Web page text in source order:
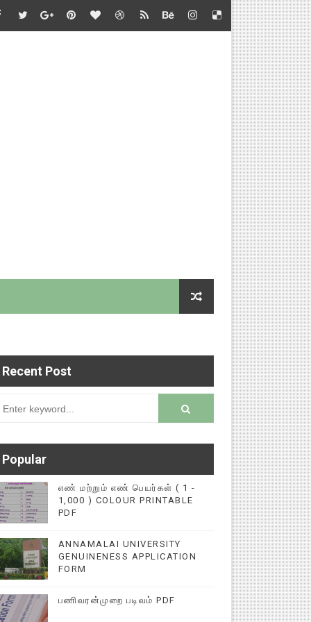
- வழிகாட்டி நெறிமுறைகள் சார்பு - தொடக்கக் கல்வி
சார்பு - பள்ளிக்கல்வி இயக்குநர் செயல்முறைகள்
- அறிவுரை வழங்குதல் சார்பு - தொடக்கக் கல்வி இயக்குநர்
விளக்கம்
வைக்குமாறு அன்புடன்
Recent Post
Popular
எண் மற்றும் எண் பெயர்கள் ( 1 -
1,000 ) COLOUR PRINTABLE
PDF
ANNAMALAI UNIVERSITY
GENUINENESS APPLICATION
FORM
பணிவரன்முறை படிவம் PDF